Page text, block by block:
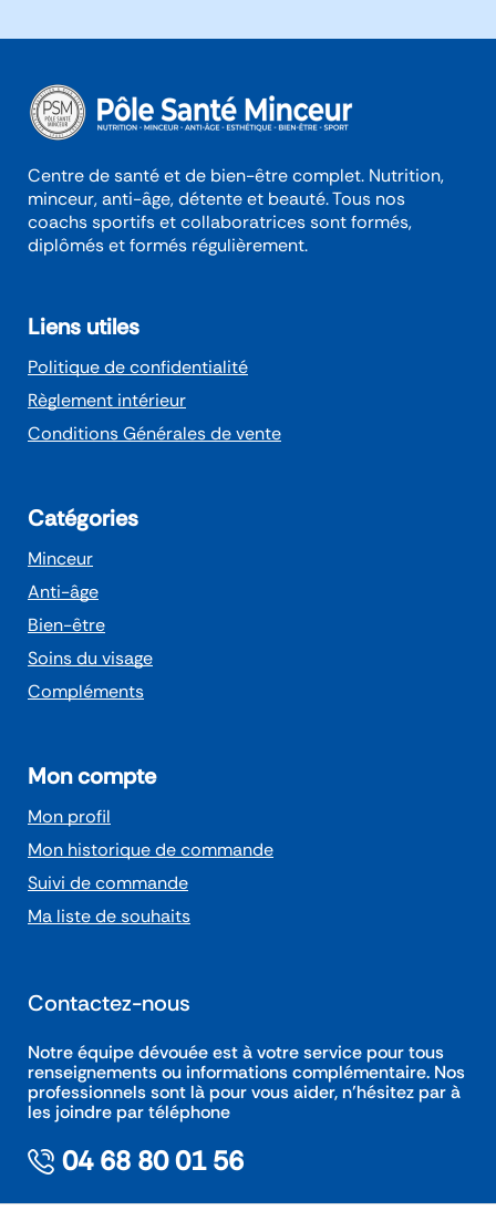
Centre de santé et de bien-être complet. Nutrition,
minceur, anti-âge, détente et beauté. Tous nos
coachs sportifs et collaboratrices sont formés,
diplômés et formés régulièrement.
Liens utiles
Politique de confidentialité
Règlement intérieur
Conditions Générales de vente
Catégories
Minceur
Anti-âge
Bien-être
Soins du visage
Compléments
Mon compte
Mon profil
Mon historique de commande
Suivi de commande
Ma liste de souhaits
Contactez-nous
Notre équipe dévouée est à votre service pour tous
renseignements ou informations complémentaire. Nos
professionnels sont là pour vous aider, n’hésitez par à
les joindre par téléphone
04 68 80 01 56